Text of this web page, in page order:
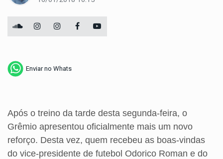
Enviar no Whats
Após o treino da tarde desta segunda-feira, o
Grêmio apresentou oficialmente mais um novo
reforço. Desta vez, quem recebeu as boas-vindas
do vice-presidente de futebol Odorico Roman e do